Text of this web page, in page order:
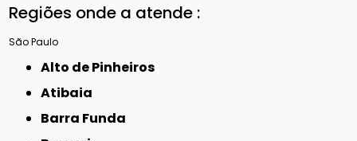
Regiões onde a atende :
São Paulo
Alto de Pinheiros
Atibaia
Barra Funda